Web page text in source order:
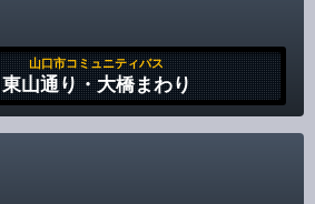
Disclaimer
山口市コミュニティバス
東山通り・大橋まわり